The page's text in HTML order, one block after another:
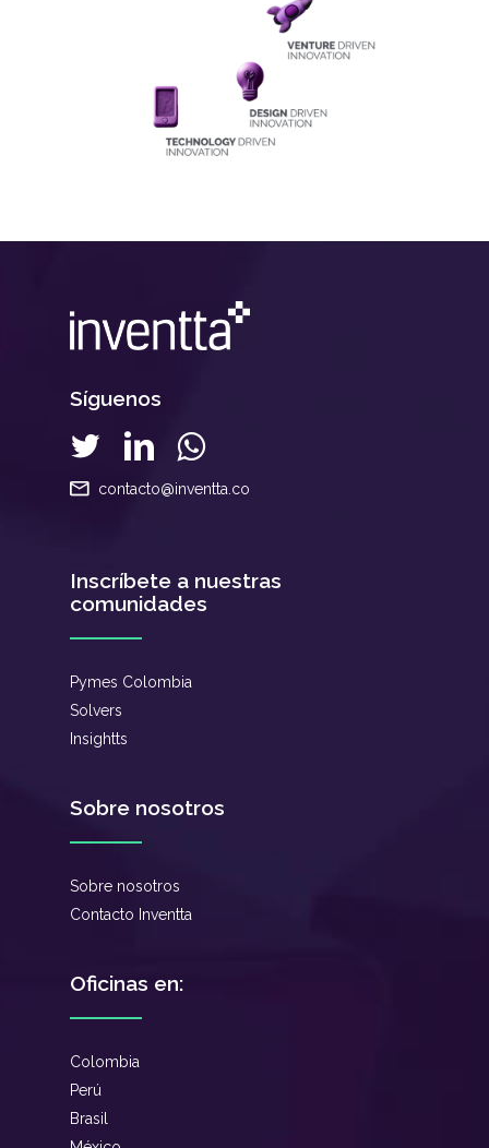
Síguenos
contacto@inventta.co
Inscríbete a nuestras
comunidades
Pymes Colombia
Solvers
Insightts
Sobre nosotros
Sobre nosotros
Contacto Inventta
Oficinas en:
Colombia
Perú
Brasil